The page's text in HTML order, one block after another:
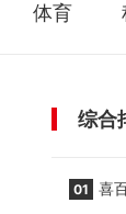
体育
综合
01 喜